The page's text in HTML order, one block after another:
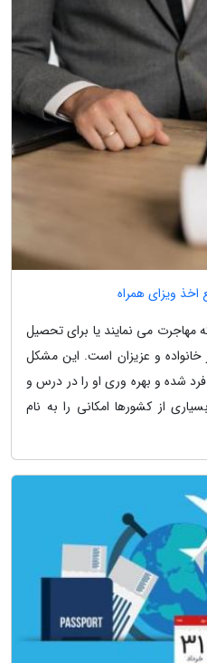
ویزای همراه
مهاجرت می نمایند یا برای تحصیل
خانواده و عزیزان است. این مشکل
شده و بهره وری او را در درس و
از کشورها امکانی را به نام